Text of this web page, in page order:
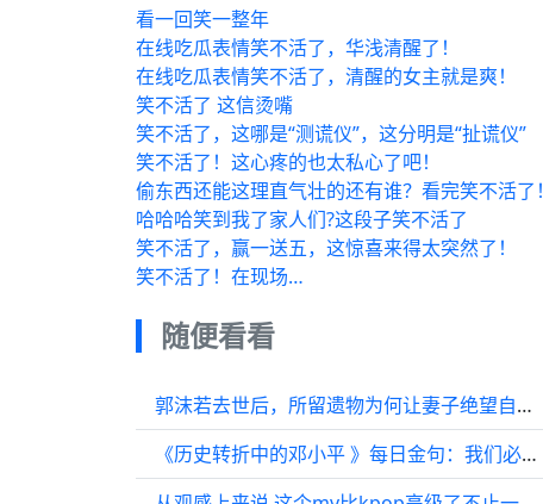
看一回笑一整年
在线吃瓜表情笑不活了，华浅清醒了！
在线吃瓜表情笑不活了，清醒的女主就是爽！
笑不活了 这信烫嘴
笑不活了，这哪是“测谎仪”，这分明是“扯谎仪”
笑不活了！这心疼的也太私心了吧！
偷东西还能这理直气壮的还有谁？看完笑不活了！
哈哈哈笑到我了家人们?这段子笑不活了
笑不活了，赢一送五，这惊喜来得太突然了！
笑不活了！在现场…
随便看看
郭沫若去世后，所留遗物为何让妻子绝望自尽？几封书信另有隐情
《历史转折中的邓小平 》每日金句：我们必须狠下一条心…